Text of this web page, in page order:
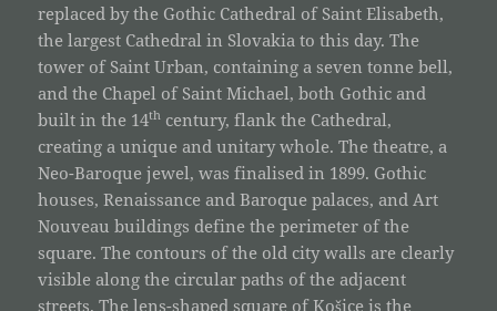
replaced by the Gothic Cathedral of Saint Elisabeth,
the largest Cathedral in Slovakia to this day. The
tower of Saint Urban, containing a seven tonne bell,
and the Chapel of Saint Michael, both Gothic and
built in the 14th century, flank the Cathedral,
creating a unique and unitary whole. The theatre, a
Neo-Baroque jewel, was finalised in 1899. Gothic
houses, Renaissance and Baroque palaces, and Art
Nouveau buildings define the perimeter of the
square. The contours of the old city walls are clearly
visible along the circular paths of the adjacent
streets. The lens-shaped square of Košice is the